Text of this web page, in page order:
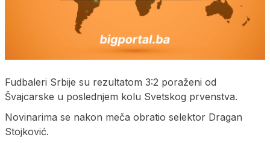
Fudbaleri Srbije su rezultatom 3:2 poraženi od
Švajcarske u poslednjem kolu Svetskog prvenstva.
Novinarima se nakon meča obratio selektor Dragan
Stojković.